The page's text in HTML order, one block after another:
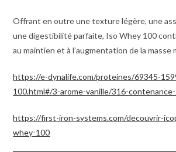
Offrant en outre une texture légère, une
une digestibilité parfaite, Iso Whey 100
au maintien et à l’augmentation de la masse
https://e-dynalife.com/proteines/69345-
100.html#/3-arome-vanille/316-
https://first-iron-systems.com/decouvrir-
whey-100